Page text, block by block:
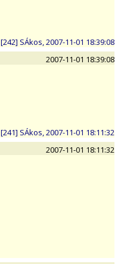
[242] SÁkos, 2007-11-01 18:39:08
2007-11-01 18:39:08
[241] SÁkos, 2007-11-01 18:11:32
2007-11-01 18:11:32